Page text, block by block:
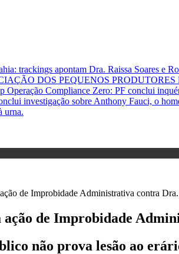
trackings apontam Dra. Raissa Soares e
DOS PEQUENOS
Operação Compliance Zero: PF conclui
investigação sobre Anthony Fauci, o
urna.
de Improbidade
não prova lesão ao